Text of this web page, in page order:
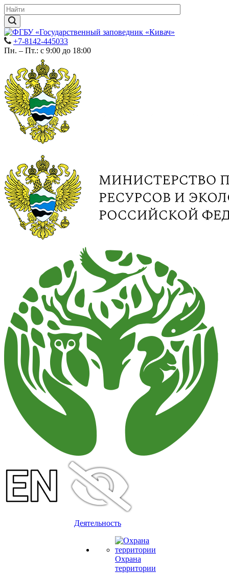
+7-8142-445033
Пн. – Пт.: с 9:00 до 18:00
Деятельность
Охрана
территории